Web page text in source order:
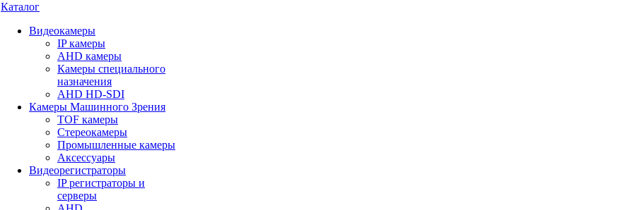
Каталог
Видеокамеры
IP камеры
AHD камеры
Камеры специального
назначения
AHD HD-SDI
Камеры Машинного Зрения
TOF камеры
Стереокамеры
Промышленные камеры
Аксессуары
Видеорегистраторы
IP регистраторы и
серверы